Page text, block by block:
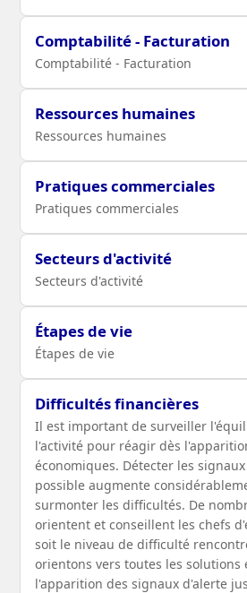
Comptabilité - Facturation
Comptabilité - Facturation
Ressources humaines
Ressources humaines
Pratiques commerciales
Pratiques commerciales
Secteurs d'activité
Secteurs d'activité
Étapes de vie
Étapes de vie
Difficultés financières
Il est important de surveiller
l'activité pour réagir dès
économiques. Détecter les
possible augmente
surmonter les difficultés. De
orientent et conseillent les chefs
soit le niveau de difficulté
orientons vers toutes les solutions
l'apparition des signaux d'alerte